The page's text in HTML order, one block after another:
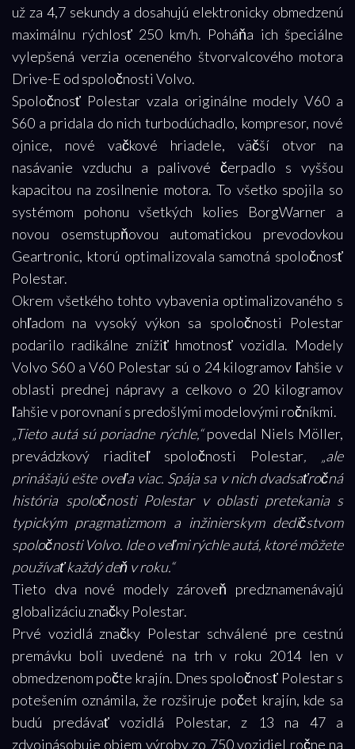
už za 4,7 sekundy a dosahujú elektronicky obmedzenú
maximálnu rýchlosť 250 km/h. Poháňa ich špeciálne
vylepšená verzia oceneného štvorvalcového motora
Drive-E od spoločnosti Volvo.
Spoločnosť Polestar vzala originálne modely V60 a
S60 a pridala do nich turbodúchadlo, kompresor, nové
ojnice, nové vačkové hriadele, väčší otvor na
nasávanie vzduchu a palivové čerpadlo s vyššou
kapacitou na zosilnenie motora. To všetko spojila so
systémom pohonu všetkých kolies BorgWarner a
novou osemstupňovou automatickou prevodovkou
Geartronic, ktorú optimalizovala samotná spoločnosť
Polestar.
Okrem všetkého tohto vybavenia optimalizovaného s
ohľadom na vysoký výkon sa spoločnosti Polestar
podarilo radikálne znížiť hmotnosť vozidla. Modely
Volvo S60 a V60 Polestar sú o 24 kilogramov ľahšie v
oblasti prednej nápravy a celkovo o 20 kilogramov
ľahšie v porovnaní s predošlými modelovými ročníkmi.
„Tieto autá sú poriadne rýchle,“povedal Niels Möller,
prevádzkový riaditeľ spoločnosti Polestar, „ale
prinášajú ešte oveľa viac. Spája sa v nich dvadsaťročná
história spoločnosti Polestar v oblasti pretekania s
typickým pragmatizmom a inžinierskym dedičstvom
spoločnosti Volvo. Ide o veľmi rýchle autá, ktoré môžete
používať každý deň v roku.“
Tieto dva nové modely zároveň predznamenávajú
globalizáciu značky Polestar.
Prvé vozidlá značky Polestar schválené pre cestnú
premávku boli uvedené na trh v roku 2014 len v
obmedzenom počte krajín. Dnes spoločnosť Polestar s
potešením oznámila, že rozširuje počet krajín, kde sa
budú predávať vozidlá Polestar, z 13 na 47 a
zdvojnásobuje objem výroby zo 750 vozidiel ročne na